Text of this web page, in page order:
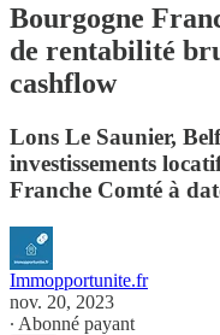
Bourgogne
de rentabilité
cashflow
Lons Le Saunier,
investissements
Franche Comté à
Immopportunite.fr
nov. 20, 2023
∙ Abonné payant